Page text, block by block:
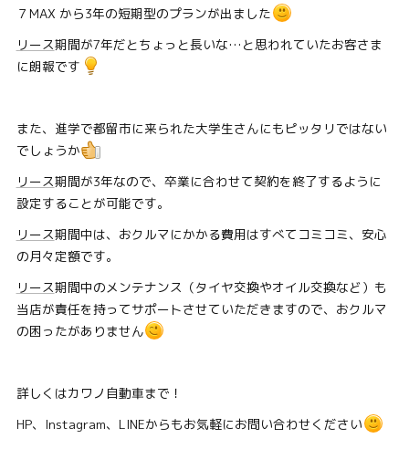
７MAX から3年の短期型のプランが出ました
リース期間が7年だとちょっと長いな…と思われていたお客さま
に朗報です
また、進学で都留市に来られた大学生さんにもピッタリではない
でしょうか
リース期間が3年なので、卒業に合わせて契約を終了するように
設定することが可能です。
リース期間中は、おクルマにかかる費用はすべてコミコミ、安心
の月々定額です。
リース期間中のメンテナンス（タイヤ交換やオイル交換など）も
当店が責任を持ってサポートさせていただきますので、おクルマ
の困ったがありません
詳しくはカワノ自動車まで！
HP、Instagram、LINEからもお気軽にお問い合わせください